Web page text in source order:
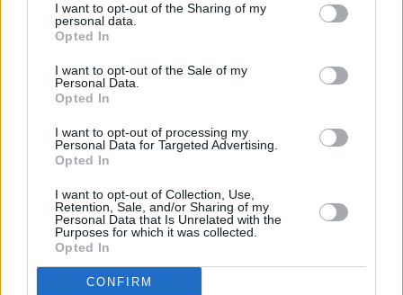
I want to opt-out of the Sharing of my
personal data.
Opted In
I want to opt-out of the Sale of my
Personal Data.
Opted In
I want to opt-out of processing my
Personal Data for Targeted Advertising.
Opted In
I want to opt-out of Collection, Use,
Retention, Sale, and/or Sharing of my
Personal Data that Is Unrelated with the
Purposes for which it was collected.
Opted In
CONFIRM
Πριν 8 ημέρες
με το Sunrise Tours